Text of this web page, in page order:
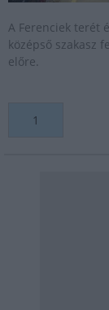
A Ferenciek terét
középső szakasz
előre.
1